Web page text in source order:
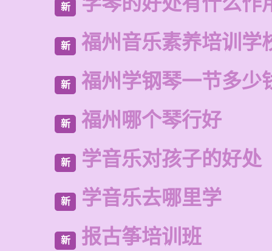
新
新 福州音乐素养培训学
新 福州学钢琴一节多少
新 福州哪个琴行好
新 学音乐对孩子的好处
新 学音乐去哪里学
新 报古筝培训班